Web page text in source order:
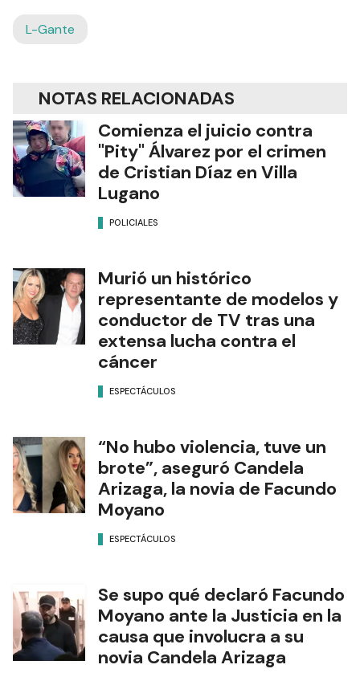
L-Gante
NOTAS RELACIONADAS
Comienza el juicio contra
"Pity" Álvarez por el crimen
de Cristian Díaz en Villa
Lugano
POLICIALES
Murió un histórico
representante de modelos y
conductor de TV tras una
extensa lucha contra el
cáncer
ESPECTÁCULOS
“No hubo violencia, tuve un
brote”, aseguró Candela
Arizaga, la novia de Facundo
Moyano
ESPECTÁCULOS
Se supo qué declaró Facundo
Moyano ante la Justicia en la
causa que involucra a su
novia Candela Arizaga